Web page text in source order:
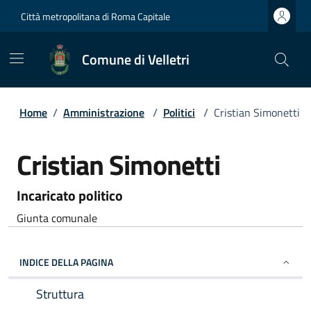
Città metropolitana di Roma Capitale
Comune di Velletri
Home / Amministrazione / Politici / Cristian Simonetti
Cristian Simonetti
Incaricato politico
Giunta comunale
INDICE DELLA PAGINA
Struttura